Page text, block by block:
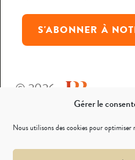
Gérer le
Nous utilisons des cookies pour optimiser
S'ABONNER À
© 2026